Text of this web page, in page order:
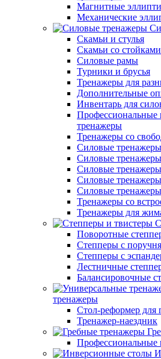
Магнитные
Механические
Скамьи и стулья
Скамьи со
Силовые рамы
Турники и брусья
Тренажеры для
Дополнительные
Инвентарь для
Профессиональные
тренажеры
Тренажеры со
Силовые
Силовые тренажеры
Силовые
Силовые
Силовые
Тренажеры со
Тренажеры для
Поворотные
Степперы с
Степперы с
Лестничные
Балансировочные
тренажеры
Стол-реформер для
Тренажер-наездник
Профессиональные